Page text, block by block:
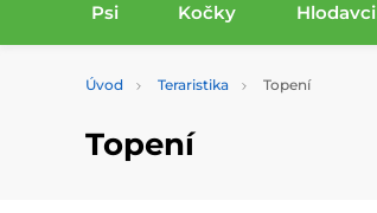
Psi Kočky Hlodavci
Úvod Teraristika Topení
Topení